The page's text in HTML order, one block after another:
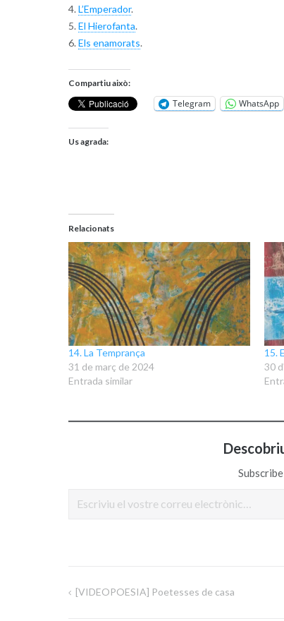
4. L’Emperador.
5. El Hierofanta.
6. Els enamorats.
Compartiu això:
Telegram WhatsApp
Us agrada:
Relacionats
14. La Temprança
31 de març de 2024
Entrada similar
15.
30
Navegació
[VIDEOPOESIA] Poetesses de casa